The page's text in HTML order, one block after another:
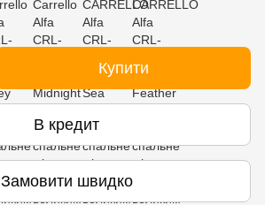
Купити
В кредит
Замовити швидко